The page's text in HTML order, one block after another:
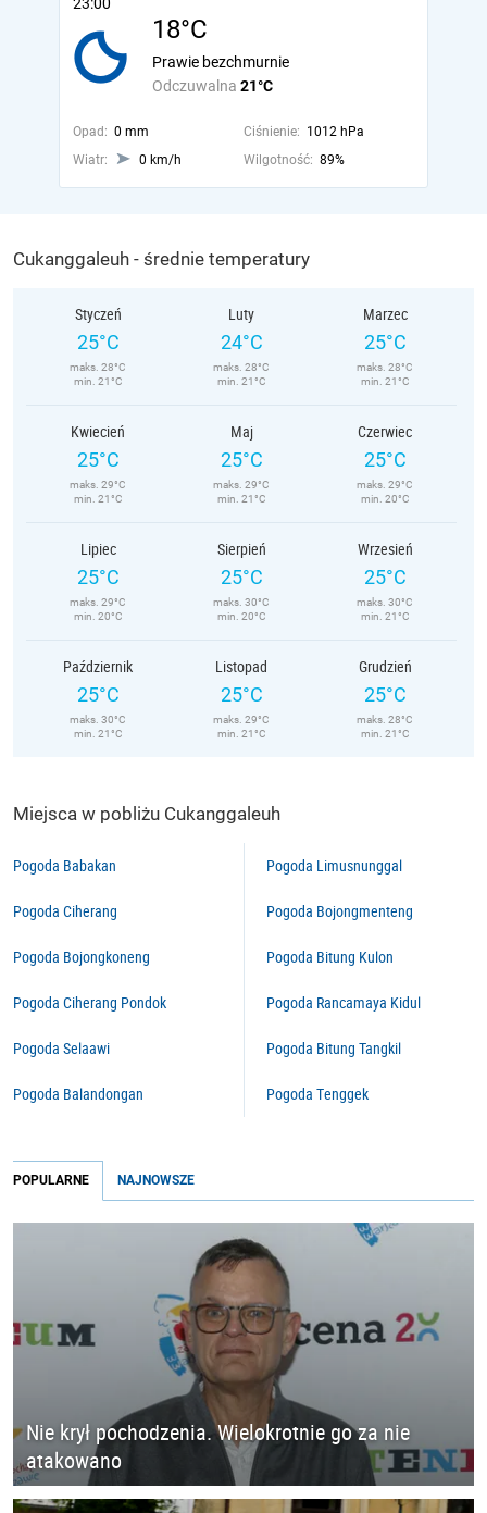
18°C
Odczuwalna 21°C
Prawie bezchmurnie
Opad: 0 mm Ciśnienie: 1012 hPa
Wiatr:
0 km/h Wilgotność: 89%
Cukanggaleuh - średnie temperatury
Styczeń
25°C
maks. 28°C
min. 21°C
Luty
24°C
maks. 28°C
min. 21°C
Marzec
25°C
maks. 28°C
min. 21°C
Kwiecień
25°C
maks. 29°C
min. 21°C
Maj
25°C
maks. 29°C
min. 21°C
Czerwiec
25°C
maks. 29°C
min. 20°C
Lipiec
25°C
maks. 29°C
min. 20°C
Sierpień
25°C
maks. 30°C
min. 20°C
Wrzesień
25°C
maks. 30°C
min. 21°C
Październik
25°C
maks. 30°C
min. 21°C
Listopad
25°C
maks. 29°C
min. 21°C
Grudzień
25°C
maks. 28°C
min. 21°C
Miejsca w pobliżu Cukanggaleuh
Pogoda Babakan
Pogoda Ciherang
Pogoda Bojongkoneng
Pogoda Ciherang Pondok
Pogoda Selaawi
Pogoda Balandongan
Pogoda Limusnunggal
Pogoda Bojongmenteng
Pogoda Bitung Kulon
Pogoda Rancamaya Kidul
Pogoda Bitung Tangkil
Pogoda Tenggek
POPULARNE NAJNOWSZE
Nie krył pochodzenia. Wielokrotnie go za nie
atakowano